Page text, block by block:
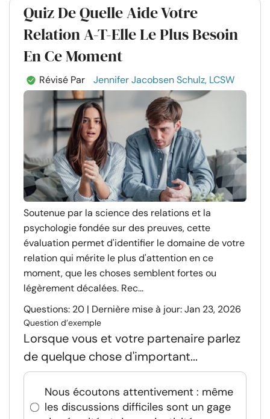
Quiz De Quelle Aide Votre
Relation A-T-Elle Le Plus Besoin
En Ce Moment
Révisé Par Jennifer Jacobsen Schulz, LCSW
Soutenue par la science des relations et la
psychologie fondée sur des preuves, cette
évaluation permet d'identifier le domaine de votre
relation qui mérite le plus d'attention en ce
moment, que les choses semblent fortes ou
légèrement décalées. Rec...
Questions: 20 | Dernière mise à jour: Jan 23, 2026
Question d’exemple
Lorsque vous et votre partenaire parlez
de quelque chose d'important...
Nous écoutons attentivement : même
les discussions difficiles sont un gage